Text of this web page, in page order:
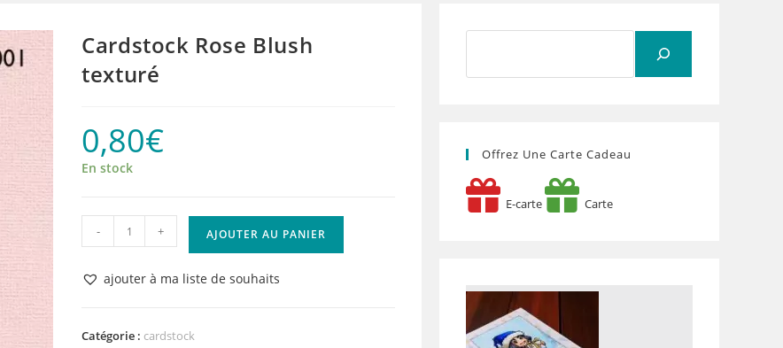
Cardstock Rose Blush
texturé
0,80€
En stock
quantité
de
Cardstock
texturé
- + AJOUTER AU PANIER
ajouter à ma liste de souhaits
Catégorie : cardstock
Offrez Une Carte Cadeau
E-carte Carte